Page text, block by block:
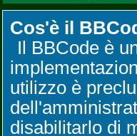
Cos'è il
Il BBCode è
utilizzo è
disabilitarlo di